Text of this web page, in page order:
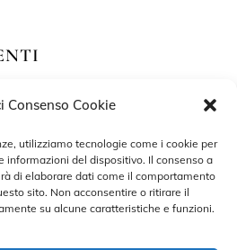
Consenso Cookie
utilizziamo tecnologie come i cookie per
informazioni del dispositivo. Il consenso a
di elaborare dati come il comportamento
sito. Non acconsentire o ritirare il
su alcune caratteristiche e funzioni.